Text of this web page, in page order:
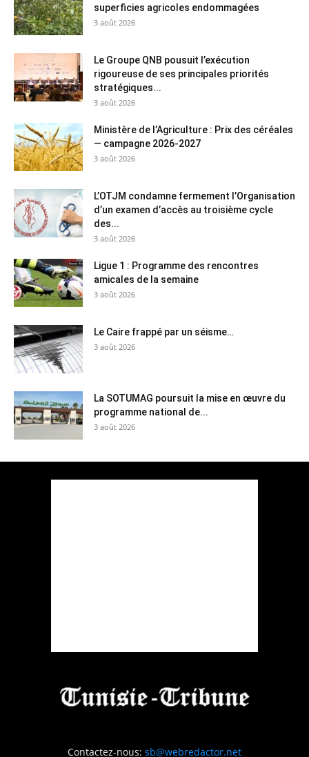
superficies agricoles endommagées
3 août 2026
Le Groupe QNB pousuit l’exécution
rigoureuse de ses principales priorités
stratégiques...
3 août 2026
Ministère de l’Agriculture : Prix des céréales
— campagne 2026-2027
3 août 2026
L’OTJM condamne fermement l’Organisation
d’un examen d’accès au troisième cycle
des...
3 août 2026
Ligue 1 : Programme des rencontres
amicales de la semaine
3 août 2026
Le Caire frappé par un séisme…
3 août 2026
La SOTUMAG poursuit la mise en œuvre du
programme national de...
3 août 2026
Contactez-nous: sb@webredactor.net